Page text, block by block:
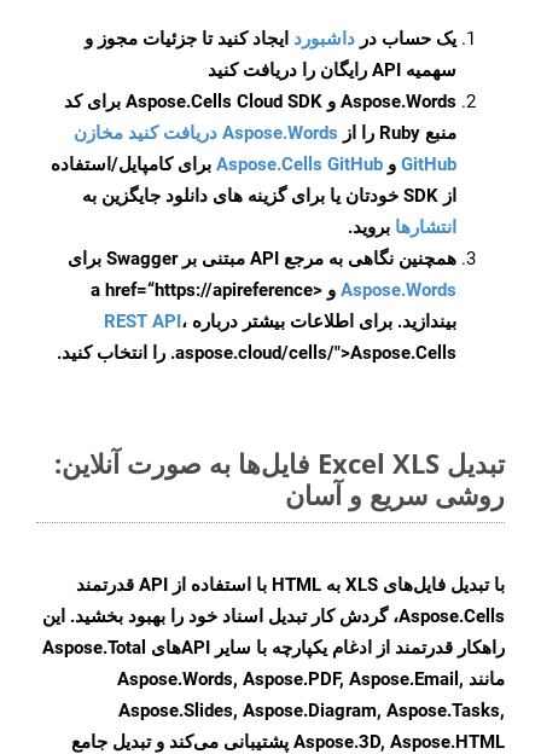
یک حساب در داشبورد ایجاد کنید تا جزئیات مجوز و
سهمیه API رایگان را دریافت کنید
Aspose.Words و Aspose.Cells Cloud SDK برای کد
منبع Ruby را از
Aspose.Words دریافت کنید مخازن
GitHub و Aspose.Cells GitHub برای کامپایل/استفاده
از SDK خودتان یا برای گزینه های دانلود جایگزین به
انتشارها بروید.
همچنین نگاهی به مرجع API مبتنی بر Swagger برای
Aspose.Words
و <a href=“https://apireference
بیندازید. برای اطلاعات بیشتر درباره REST API،
.aspose.cloud/cells/">Aspose.Cells را انتخاب کنید.
تبدیل Excel XLS فایل‌ها به صورت آنلاین:
روشی سریع و آسان
با تبدیل فایل‌های XLS به HTML با استفاده از API قدرتمند
Aspose.Cells، گردش کار تبدیل اسناد خود را بهبود بخشید. این
راهکار قدرتمند از ادغام یکپارچه با سایر APIهای Aspose.Total
مانند Aspose.Words, Aspose.PDF, Aspose.Email,
Aspose.Slides, Aspose.Diagram, Aspose.Tasks,
Aspose.3D, Aspose.HTML پشتیبانی می‌کند و تبدیل جامع